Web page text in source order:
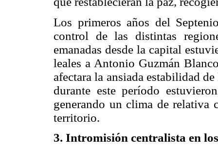
Los primeros años del
control de las distintas
emanadas desde la capital
leales a Antonio Guzmán
afectara la ansiada estabilidad
durante este período
generando un clima de relativa
territorio.
3. Intromisión centralista en